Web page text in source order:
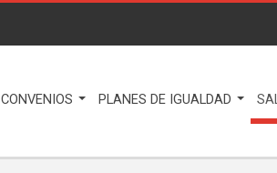
CONVENIOS PLANES DE IGUALDAD